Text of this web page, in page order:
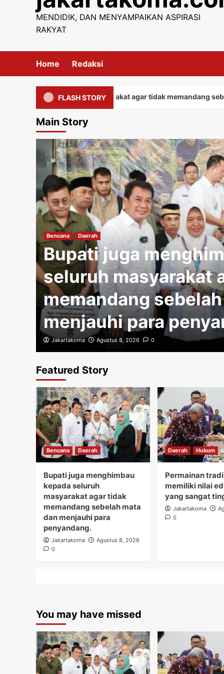
MENDIDIK, DAN MENYAMPAIKAN ASPIRASI
RAKYAT
Home Redaksi
FLASH STORY
seluruh masyarakat agar tidak memandang sebelah
Main Story
Bencana Daerah
Bupati juga
seluruh masyarakat
memandang
menjauhi para
Jakartakoma Agustus 8, 2026 0
Featured Story
Bencana Daerah
Bupati juga menghimbau
kepada seluruh
masyarakat agar tidak
memandang sebelah mata
dan menjauhi para
penyandang.
Jakartakoma
Agustus 8, 2026
0
Daerah Hukum
Permainan
memiliki nilai
yang sangat
Jakartakoma
0
You may have missed